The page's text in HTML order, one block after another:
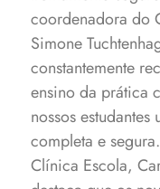
coordenadora do
Simone
constantemente
ensino da prática
nossos
completa e
Clínica Escola,